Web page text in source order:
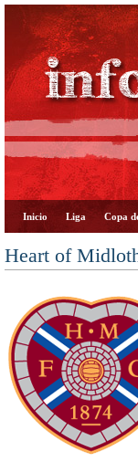
Inicio Liga Copa
Heart of